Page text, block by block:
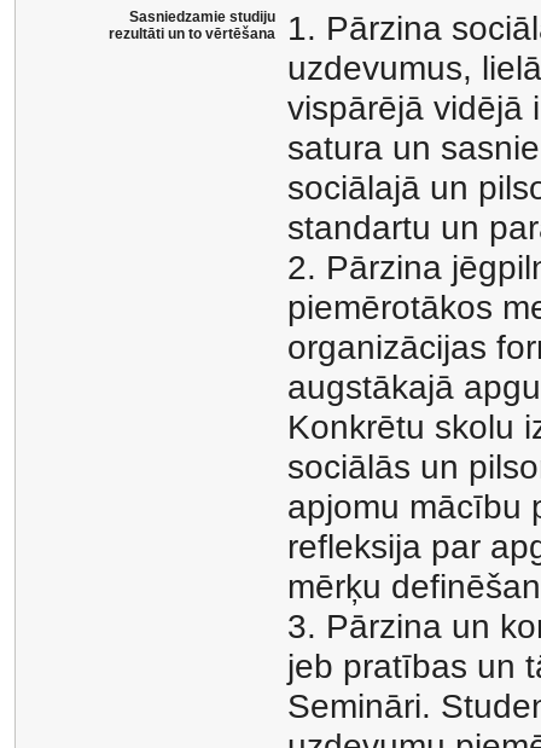
Sasniedzamie studiju
rezultāti un to vērtēšana
1. Pārzina
uzdevumus,
vispārējā vidējā
satura un
sociālajā un
standartu un
2. Pārzina
piemērotākos
organizācijas
augstākajā
Konkrētu skolu
sociālās un
apjomu mācību
refleksija par
mērķu
3. Pārzina un
jeb pratības un
Semināri.